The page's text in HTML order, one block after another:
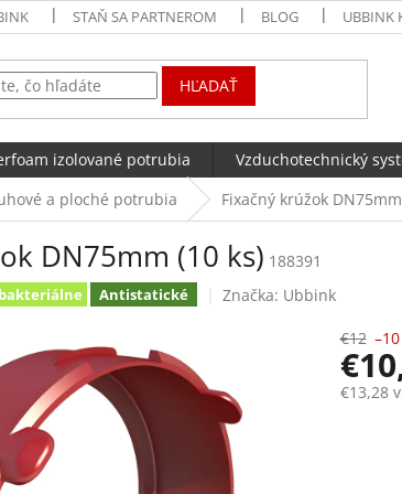
STAŇ SA PARTNEROM BLOG UBBINK
HĽADAŤ
izolované potrubia Vzduchotechnický
a ploché potrubia Fixačný krúžok
DN75mm (10 ks) 188391
Antistatické Značka: Ubbink
€12
€13,28